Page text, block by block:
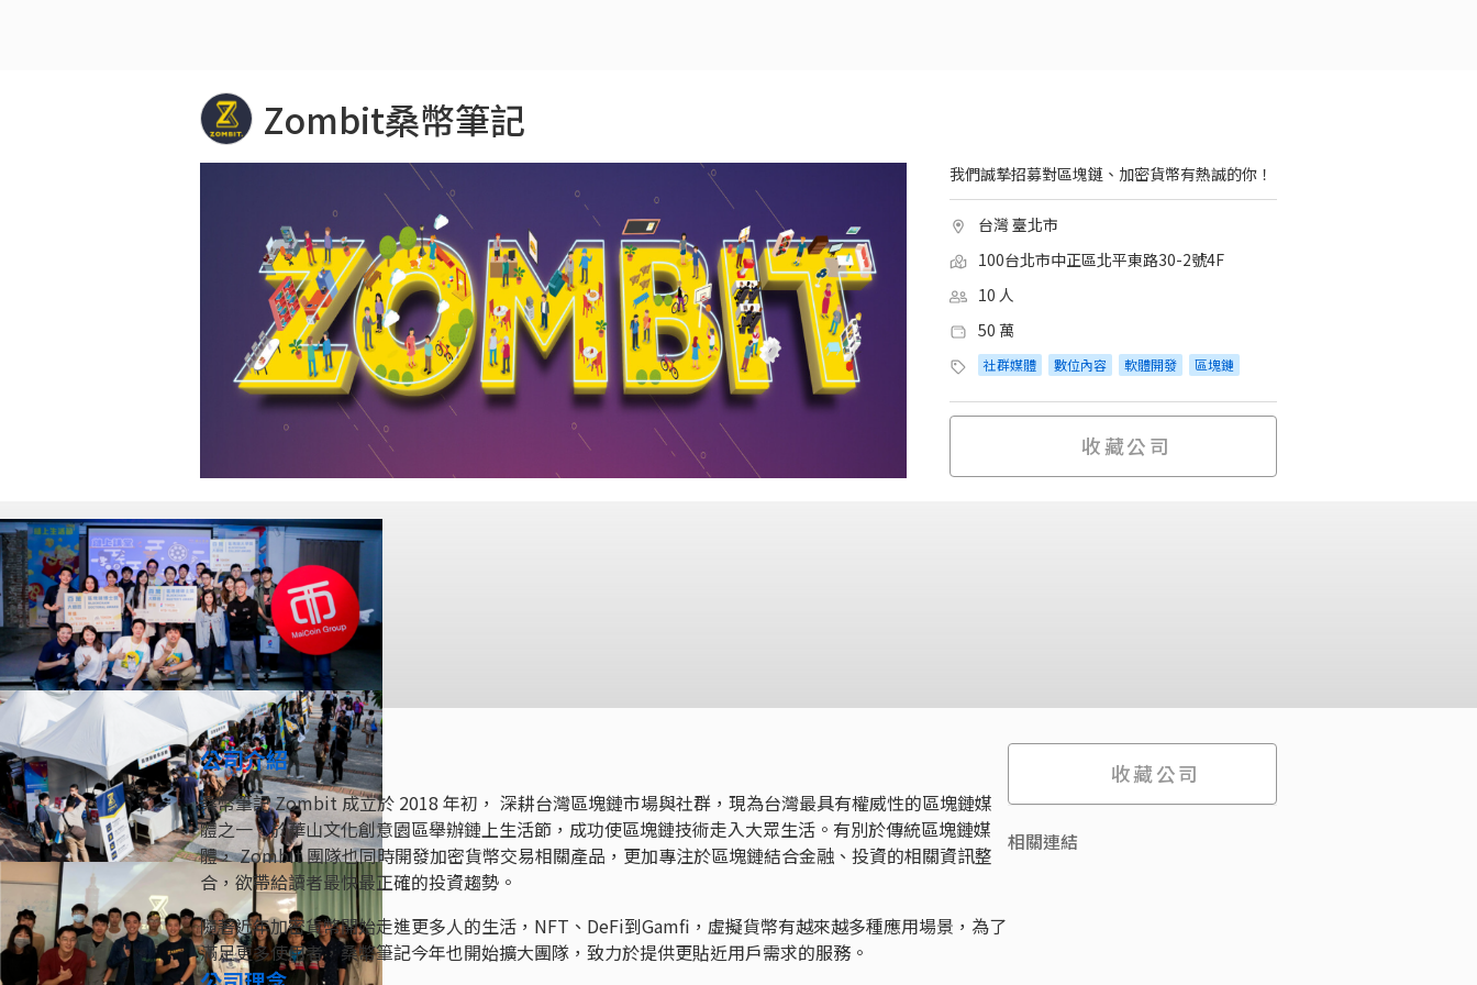
Zombit桑幣筆記
我們誠摯招募對區塊鏈、加密貨幣有熱誠的你！
台灣 臺北市
100台北市中正區北平東路30-2號4F
10 人
50 萬
社群媒體 數位內容 軟體開發 區塊鏈
收藏公司
公司介紹
桑幣筆記 Zombit 成立於 2018 年初， 深耕台灣區塊鏈市場與社群，現為台灣最具有權威性的區塊鏈媒
體之一，於華山文化創意園區舉辦鏈上生活節，成功使區塊鏈技術走入大眾生活。有別於傳統區塊鏈媒
體， Zombit 團隊也同時開發加密貨幣交易相關產品，更加專注於區塊鏈結合金融、投資的相關資訊整
合，欲帶給讀者最快最正確的投資趨勢。
隨著近年加密貨幣開始走進更多人的生活，NFT、DeFi到Gamfi，虛擬貨幣有越來越多種應用場景，為了
滿足更多使用者，桑幣筆記今年也開始擴大團隊，致力於提供更貼近用戶需求的服務。
收藏公司
相關連結